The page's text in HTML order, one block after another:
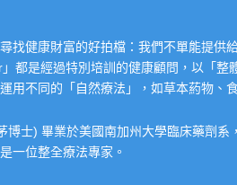
尋找健康財富的好拍檔：我們不單能提
」都是經過特別培訓的健康顧問，以「
用不同的「自然療法」，如草本葯物、
博士) 畢業於美國南加州大學臨床藥劑
一位整全療法專家。